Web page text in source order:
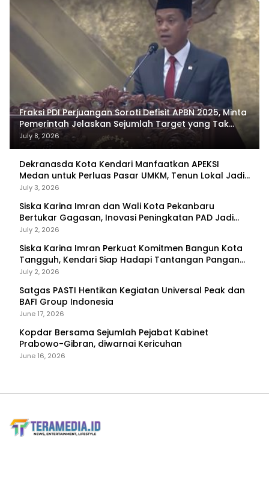
Fraksi PDI Perjuangan Soroti Defisit APBN 2025, Minta
Pemerintah Jelaskan Sejumlah Target yang Tak
Tercapai
July 8, 2026
Dekranasda Kota Kendari Manfaatkan APEKSI
Medan untuk Perluas Pasar UMKM, Tenun Lokal Jadi
Primadona
July 3, 2026
Siska Karina Imran dan Wali Kota Pekanbaru
Bertukar Gagasan, Inovasi Peningkatan PAD Jadi
Fokus Diskusi
July 2, 2026
Siska Karina Imran Perkuat Komitmen Bangun Kota
Tangguh, Kendari Siap Hadapi Tantangan Pangan
dan Bencana
July 2, 2026
Satgas PASTI Hentikan Kegiatan Universal Peak dan
BAFI Group Indonesia
June 17, 2026
Kopdar Bersama Sejumlah Pejabat Kabinet
Prabowo-Gibran, diwarnai Kericuhan
June 16, 2026